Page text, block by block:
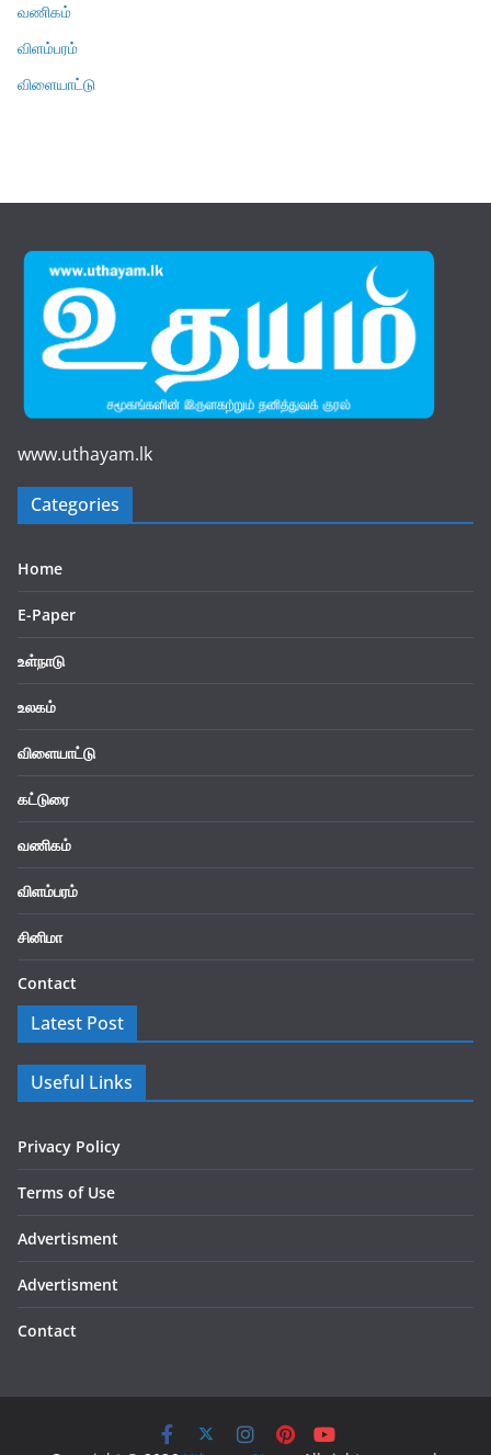
வணிகம்
விளம்பரம்
விளையாட்டு
www.uthayam.lk
Categories
Home
E-Paper
உள்நாடு
உலகம்
விளையாட்டு
கட்டுரை
வணிகம்
விளம்பரம்
சினிமா
Contact
Latest Post
Useful Links
Privacy Policy
Terms of Use
Advertisment
Advertisment
Contact